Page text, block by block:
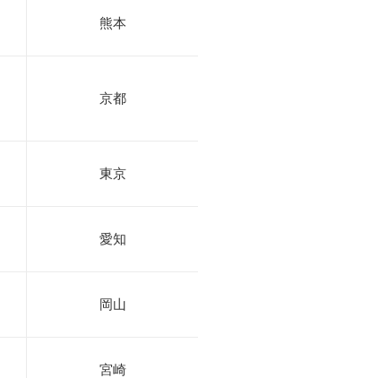
熊本
京都
東京
愛知
岡山
宮崎